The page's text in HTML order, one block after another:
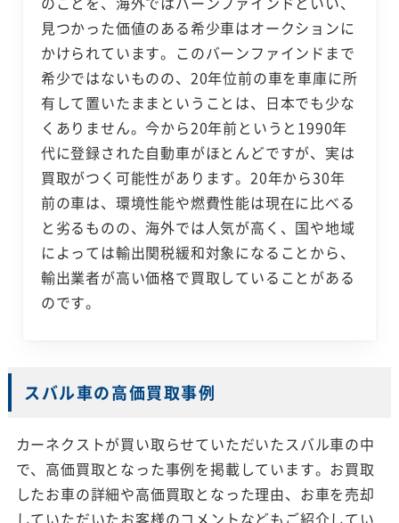
見つかった価値のある希少車はオークションに
かけられています。このバーンファインドまで
希少ではないものの、20年位前の車を車庫に所
有して置いたままということは、日本でも少な
くありません。今から20年前というと1990年
代に登録された自動車がほとんどですが、実は
買取がつく可能性があります。20年から30年
前の車は、環境性能や燃費性能は現在に比べる
と劣るものの、海外では人気が高く、国や地域
によっては輸出関税緩和対象になることから、
輸出業者が高い価格で買取していることがある
のです。
スバル車の高価買取事例
カーネクストが買い取らせていただいたスバル車の中
で、高価買取となった事例を掲載しています。お買取
したお車の詳細や高価買取となった理由、お車を売却